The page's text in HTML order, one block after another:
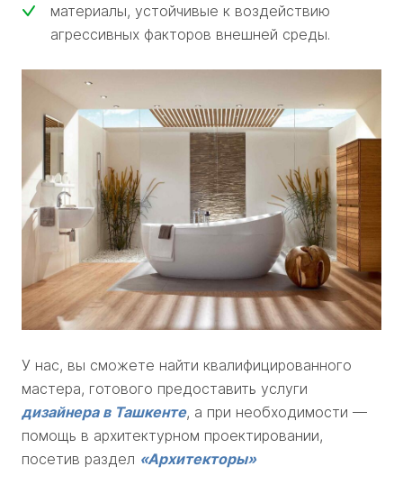
материалы, устойчивые к воздействию
агрессивных факторов внешней среды.
У нас, вы сможете найти квалифицированного
мастера, готового предоставить услуги
дизайнера в Ташкенте, а при необходимости —
помощь в архитектурном проектировании,
посетив раздел «Архитекторы»